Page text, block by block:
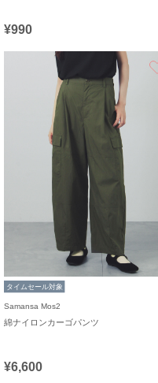
¥990
タイムセール対象
Samansa Mos2
綿ナイロンカーゴパンツ
¥6,600